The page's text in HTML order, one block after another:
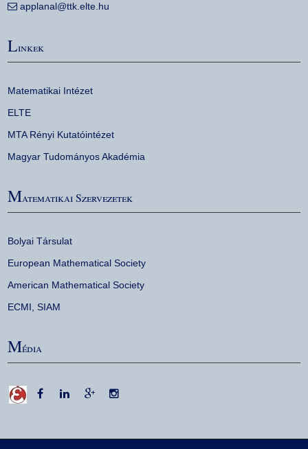
applanal@ttk.elte.hu
Linkek
Matematikai Intézet
ELTE
MTA Rényi Kutatóintézet
Magyar Tudományos Akadémia
Matematikai Szervezetek
Bolyai Társulat
European Mathematical Society
American Mathematical Society
ECMI
SIAM
Média